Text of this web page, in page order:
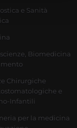
e Sanità
Biomedicina
Chirurgiche
e
Infantili
per la medicina